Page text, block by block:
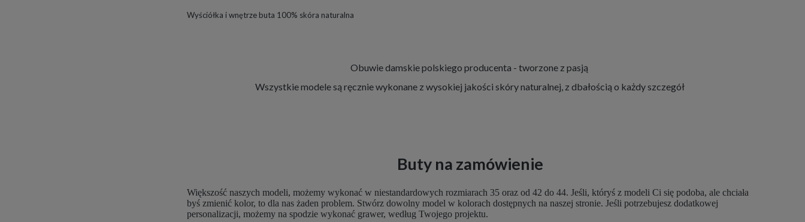
Wyściółka i wnętrze buta 100% skóra naturalna
Obuwie damskie polskiego producenta - tworzone z pasją
Wszystkie modele są ręcznie wykonane z wysokiej jakości skóry naturalnej, z dbałością o każdy szczegół
Buty na zamówienie
Większość naszych modeli, możemy wykonać w niestandardowych rozmiarach 35 oraz od 42 do 44. Jeśli, któryś z modeli Ci się podoba, ale chciała
byś zmienić kolor, to dla nas żaden problem. Stwórz dowolny model w kolorach dostępnych na naszej stronie. Jeśli potrzebujesz dodatkowej
personalizacji, możemy na spodzie wykonać grawer, według Twojego projektu.